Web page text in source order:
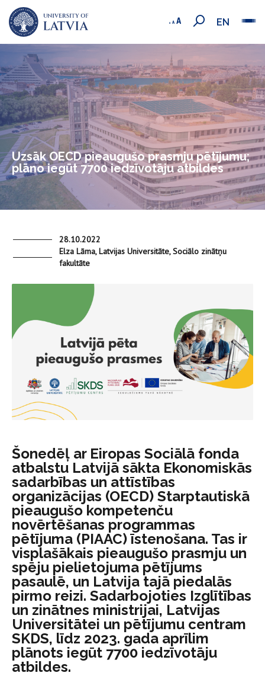
EN
Uzsāk OECD pieaugušo prasmju pētījumu;
plāno iegūt 7700 iedzīvotāju atbildes
28.10.2022
Elza Lāma, Latvijas Universitāte, Sociālo zinātņu
fakultāte
Šonedēļ ar Eiropas Sociālā fonda
atbalstu Latvijā sākta Ekonomiskās
sadarbības un attīstības
organizācijas (OECD) Starptautiskā
pieaugušo kompetenču
novērtēšanas programmas
pētījuma (PIAAC) īstenošana. Tas ir
visplašākais pieaugušo prasmju un
spēju pielietojuma pētījums
pasaulē, un Latvija tajā piedalās
pirmo reizi. Sadarbojoties Izglītības
un zinātnes ministrijai, Latvijas
Universitātei un pētījumu centram
SKDS, līdz 2023. gada aprīlim
plānots iegūt 7700 iedzīvotāju
atbildes.